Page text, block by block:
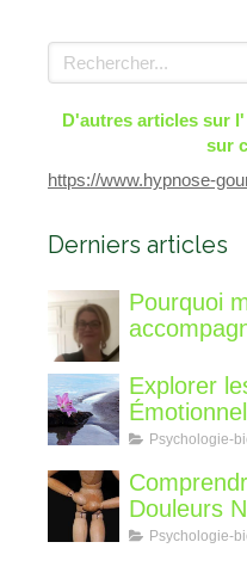
Rechercher
D'autres articles sur
sur
https://www.hypnose-
Derniers articles
Pourquoi
différent?
Explorer
Poids : Un
Psychologie-
Douleurs
Approche
Psychologie-